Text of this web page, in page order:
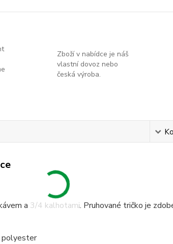
Zboží v nabídce je náš
vlastní dovoz nebo
česká výroba.
a 3/4 kalhotami. Pruhované tričko je
polyester